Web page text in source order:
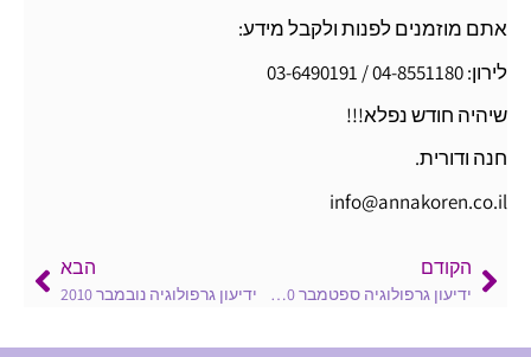
אתם מוזמנים לפנות ולקבל מידע:
לירון: 04-8551180 / 03-6490191
שיהיה חודש נפלא!!!
חנה ודורית.
info@annakoren.co.il
הקודם
ידיעון גרפולוגיה ספטמבר 2010
הבא
ידיעון גרפולוגיה נובמבר 2010